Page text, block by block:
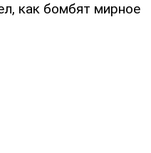
как бомбят мирное